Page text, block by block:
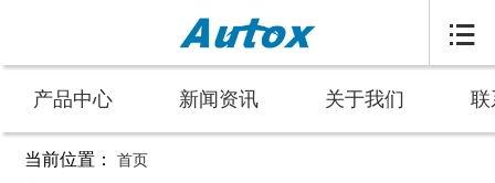

产品中心 新闻资讯 关于我们 联
当前位置：首页